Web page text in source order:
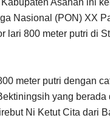
Asahan ini
Nasional (PON) XX
lari 800 meter putri di
meter putri dengan
yang
Ni Ketut Cita dari